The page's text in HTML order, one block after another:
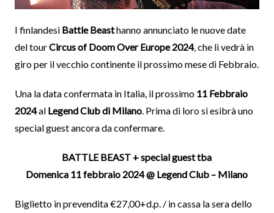
I finlandesi Battle Beasthanno annunciato le nuove date
del tourCircus of Doom Over Europe 2024, che li vedrà in
giro per il vecchio continente il prossimo mese di Febbraio.
Una la data confermata in Italia, il prossimo 11 Febbraio
2024al Legend Club di Milano. Prima di loro si esibrà uno
special guest ancora da confermare.
BATTLE BEAST + special guest tba
Domenica 11 febbraio 2024 @ Legend Club – Milano
Biglietto in prevendita €27,00+d.p. / in cassa la sera dello